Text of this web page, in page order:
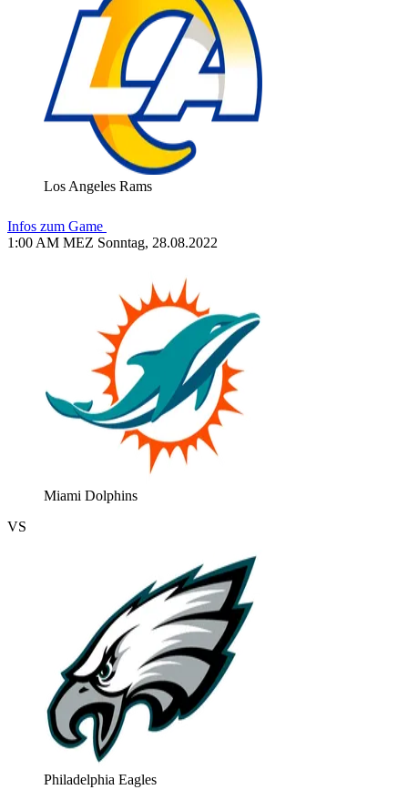
Los Angeles Rams
Infos zum Game
1:00 AM MEZ Sonntag, 28.08.2022
Miami Dolphins
VS
Philadelphia Eagles